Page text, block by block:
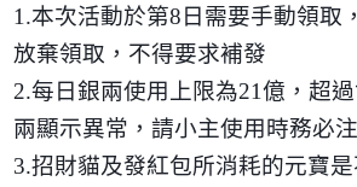
1.本次活動於第8 日需要手動領取
放棄領取，不得要求補發
2.每日銀兩使用上限為21億，超
兩顯示異常，請小主使用時務必
3.招財貓及發紅包所消耗的元寶是